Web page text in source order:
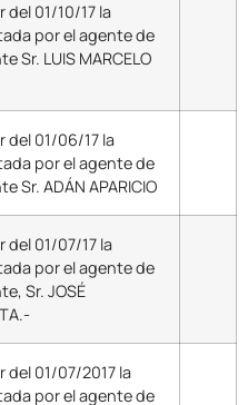
del 01/10/17 la
por el agente de
Sr. LUIS MARCELO
del 01/06/17 la
por el agente de
Sr. ADÁN APARICIO
del 01/07/17 la
por el agente de
Sr. JOSÉ
del 01/07/2017 la
por el agente de